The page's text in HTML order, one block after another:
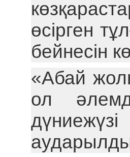
өсірген
бейнесін
«Абай
ол